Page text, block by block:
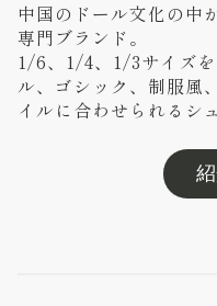
中国のドール文化の中
専門ブランド。
1/6、1/4、1/3サイズ
ル、ゴシック、制服風
イルに合わせられるシ